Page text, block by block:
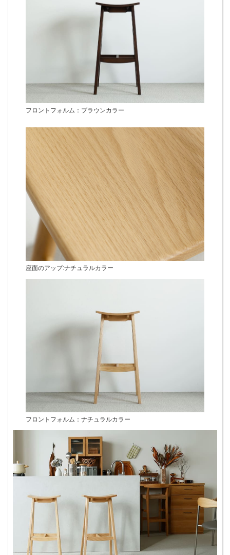
フロントフォルム：ブラウンカラー
座面のアップ:ナチュラルカラー
フロントフォルム：ナチュラルカラー